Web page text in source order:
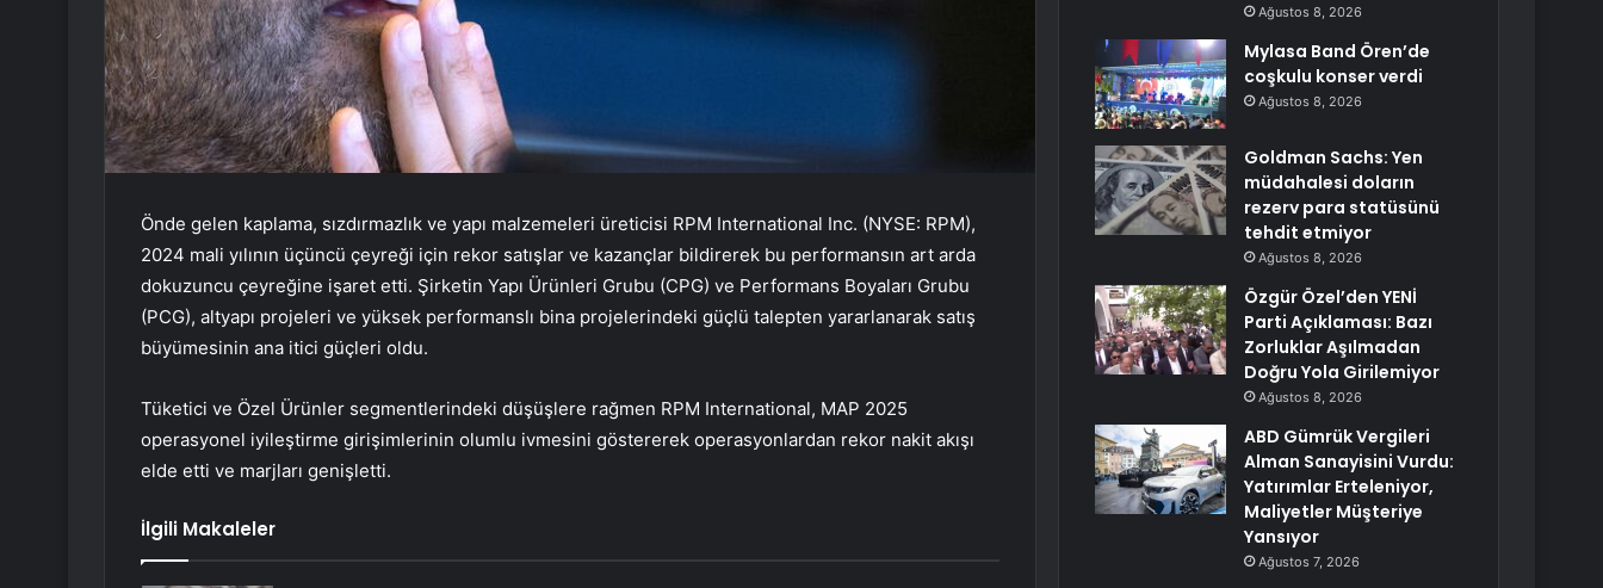
Önde gelen kaplama, sızdırmazlık ve yapı malzemeleri üreticisi RPM International Inc. (NYSE: RPM),
2024 mali yılının üçüncü çeyreği için rekor satışlar ve kazançlar bildirerek bu performansın art arda
dokuzuncu çeyreğine işaret etti. Şirketin Yapı Ürünleri Grubu (CPG) ve Performans Boyaları Grubu
(PCG), altyapı projeleri ve yüksek performanslı bina projelerindeki güçlü talepten yararlanarak satış
büyümesinin ana itici güçleri oldu.
Tüketici ve Özel Ürünler segmentlerindeki düşüşlere rağmen RPM International, MAP 2025
operasyonel iyileştirme girişimlerinin olumlu ivmesini göstererek operasyonlardan rekor nakit akışı
elde etti ve marjları genişletti.
İlgili Makaleler
Ağustos 8, 2026
Mylasa Band Ören’de
coşkulu konser verdi
Ağustos 8, 2026
Goldman Sachs: Yen
müdahalesi doların
rezerv para statüsünü
tehdit etmiyor
Ağustos 8, 2026
Özgür Özel’den YENİ
Parti Açıklaması: Bazı
Zorluklar Aşılmadan
Doğru Yola Girilemiyor
Ağustos 8, 2026
ABD Gümrük Vergileri
Alman Sanayisini Vurdu:
Yatırımlar Erteleniyor,
Maliyetler Müşteriye
Yansıyor
Ağustos 7, 2026